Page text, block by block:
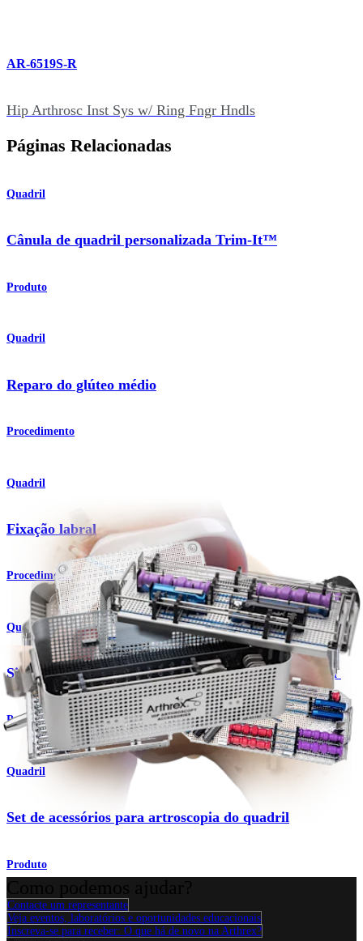
AR-6519S-R
Hip Arthrosc Inst Sys w/ Ring Fngr Hndls
Páginas Relacionadas
Quadril
Cânula de quadril personalizada Trim-It™
Produto
Quadril
Reparo do glúteo médio
Procedimento
Quadril
Fixação labral
Procedimento
Quadril
Sistema de instrumentos para artroscopia de quadril
Produto
Quadril
Set de acessórios para artroscopia do quadril
Produto
Contacte um representante
Veja eventos, laboratórios e oportunidades educacionais
Inscreva-se para receber: O que há de novo na Arthrex?